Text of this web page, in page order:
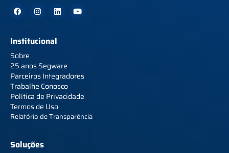
Institucional
Sobre
25 anos Segware
Parceiros Integradores
Trabalhe Conosco
Política de Privacidade
Termos de Uso
Relatório de Transparência
Soluções